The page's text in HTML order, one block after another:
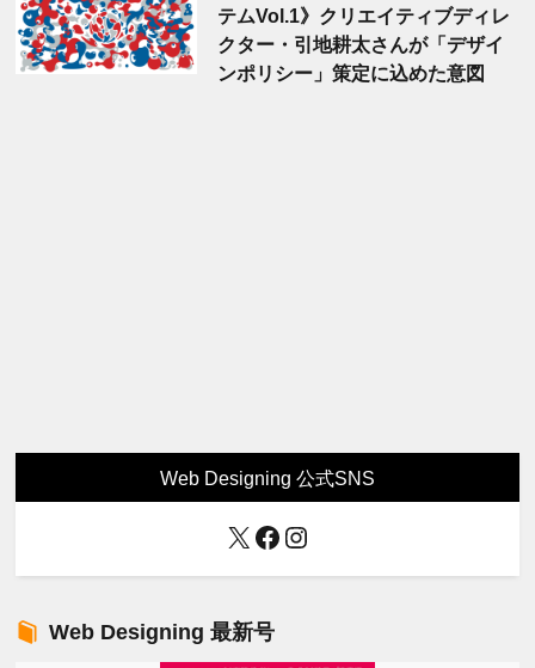
テムVol.1》クリエイティブディレ
クター・引地耕太さんが「デザイ
ンポリシー」策定に込めた意図
Web Designing 公式SNS
X Facebook
Instagram
Web Designing 最新号